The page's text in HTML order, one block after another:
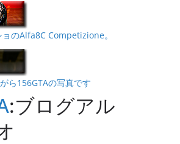
のAlfa8C Competizione。
ら156GTAの写真です
:ブログアル